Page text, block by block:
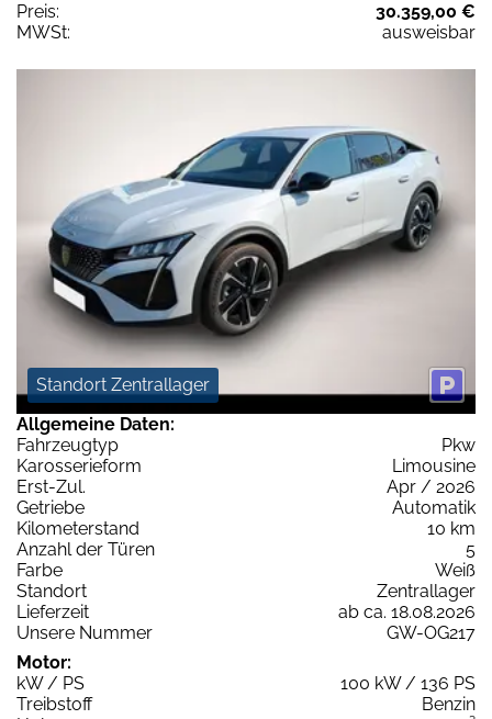
Preis:
30.359,00 €
MWSt:
ausweisbar
Standort Zentrallager
Allgemeine Daten:
Fahrzeugtyp
Pkw
Karosserieform
Limousine
Erst-Zul.
Apr / 2026
Getriebe
Automatik
Kilometerstand
10 km
Anzahl der Türen
5
Farbe
Weiß
Standort
Zentrallager
Lieferzeit
ab ca. 18.08.2026
Unsere Nummer
GW-OG217
Motor:
kW / PS
100 kW / 136 PS
Treibstoff
Benzin